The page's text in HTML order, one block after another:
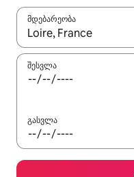
მდებარეობა
როცა შედეგები
შესვლა
გასვლა